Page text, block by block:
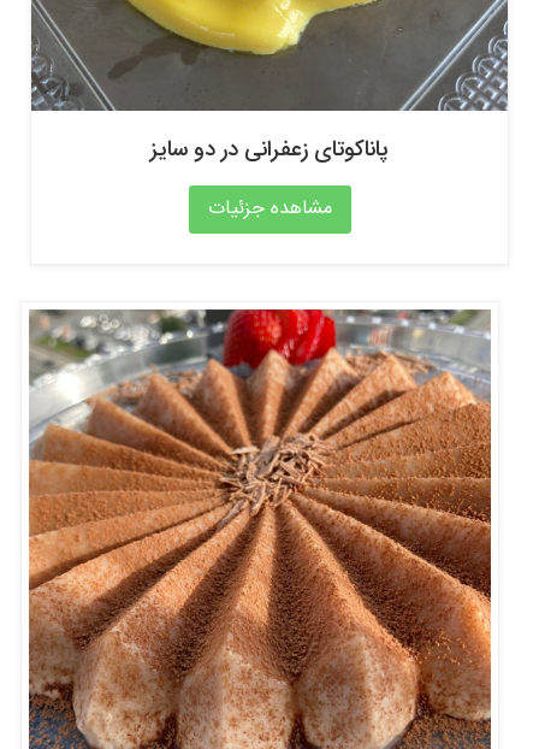
پاناکوتای زعفرانی در دو سایز
مشاهده جزئیات